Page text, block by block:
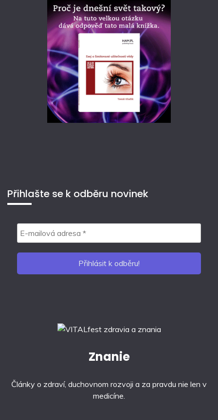
Přihlašte se k odběru novinek
Znanie
Články o zdraví, duchovnom rozvoji a za pravdu nie len v
medicíne.